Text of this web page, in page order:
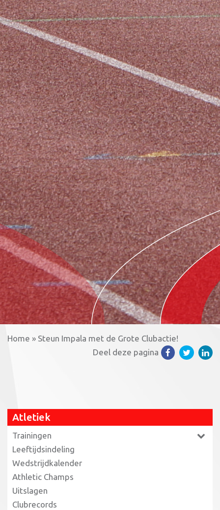
Home » Steun Impala met de Grote Clubactie!
Deel deze pagina
Atletiek
Trainingen
Leeftijdsindeling
Wedstrijdkalender
Athletic Champs
Uitslagen
Clubrecords